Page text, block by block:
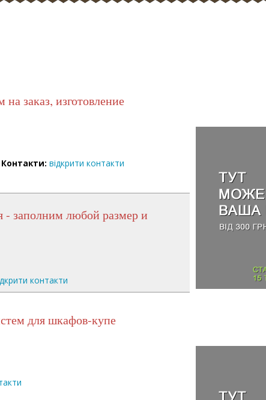
заказ, изготовление
Контакти: відкрити контакти
контакти
для шкафов-купе